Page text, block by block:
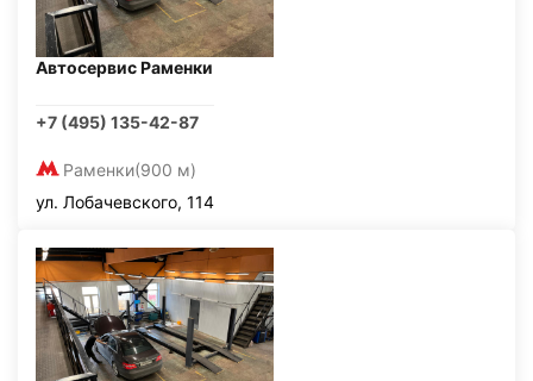
Автосервис Раменки
+7 (495) 135-42-87
Раменки(900 м)
ул. Лобачевского, 114